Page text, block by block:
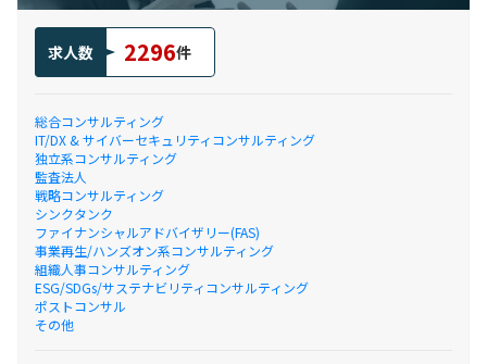
求人数 2296件
総合コンサルティング
IT/DX & サイバーセキュリティコンサルティング
独立系コンサルティング
監査法人
戦略コンサルティング
シンクタンク
ファイナンシャルアドバイザリー(FAS)
事業再生/ハンズオン系コンサルティング
組織人事コンサルティング
ESG/SDGs/サステナビリティコンサルティング
ポストコンサル
その他